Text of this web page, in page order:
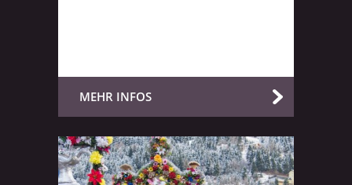
MEHR INFOS